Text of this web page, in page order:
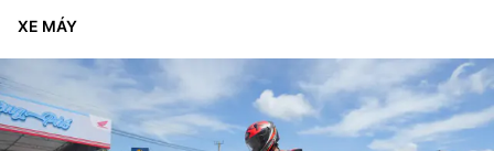
XE MÁY